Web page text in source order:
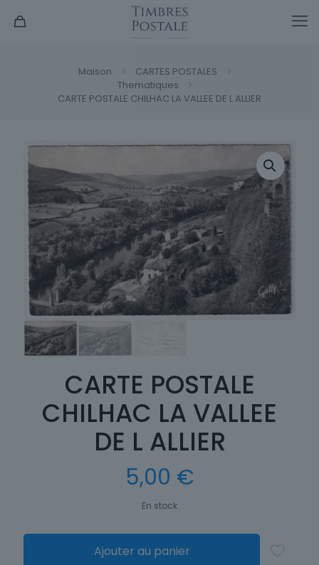
Maison
CARTES POSTALES
Thematiques
CARTE POSTALE CHILHAC LA VALLEE DE L ALLIER
CARTE POSTALE
CHILHAC LA VALLEE
DE L ALLIER
5,00 €
En stock
Ajouter au panier